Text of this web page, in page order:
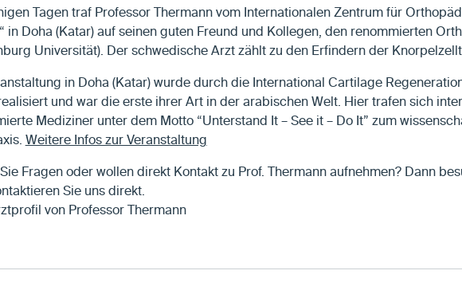
Tagen traf Professor Thermann vom Internationalen Zentrum für
in Doha (Katar) auf seinen guten Freund und Kollegen, den renommierten
Universität). Der schwedische Arzt zählt zu den Erfindern der
in Doha (Katar) wurde durch die International Cartilage
und war die erste ihrer Art in der arabischen Welt. Hier trafen sich
Mediziner unter dem Motto “Unterstand It – See it – Do It” zum
Weitere Infos zur Veranstaltung
Fragen oder wollen direkt Kontakt zu Prof. Thermann aufnehmen? Dann
Sie uns direkt.
von Professor Thermann